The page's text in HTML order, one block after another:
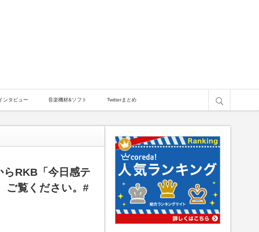
ンタビュー 音楽機材&ソフト Twitterまとめ
らRKB「今日感テ
ご覧ください。#